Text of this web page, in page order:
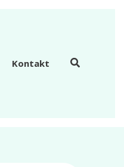
Kontakt